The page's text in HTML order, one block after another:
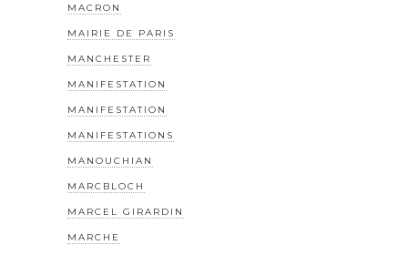
MACRON
MAIRIE DE PARIS
MANCHESTER
MANIFESTATION
MANIFESTATION
MANIFESTATIONS
MANOUCHIAN
MARCBLOCH
MARCEL GIRARDIN
MARCHE